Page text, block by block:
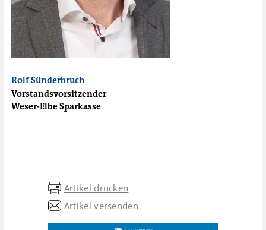
Rolf Sünderbruch
Vorstandsvorsitzender
Weser-Elbe Sparkasse
Artikel drucken
Artikel versenden